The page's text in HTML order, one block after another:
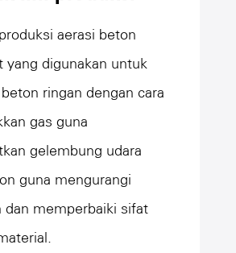
aerasi beton
yang digunakan untuk
ringan dengan cara
gas guna
gelembung udara
guna mengurangi
dan memperbaiki sifat